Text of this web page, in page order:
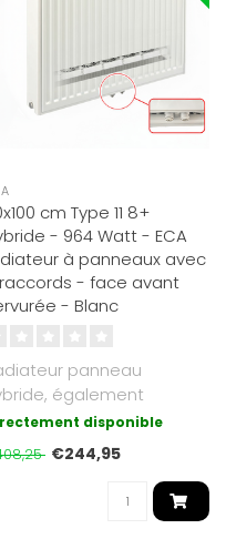
cm Type 11 8+
- 964 Watt - ECA
à panneaux avec
- face avant
- Blanc
panneau
également
basse
Jusqu’à 30 ..
disponible
€244,95